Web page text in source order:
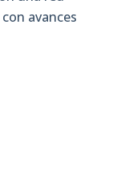
avances